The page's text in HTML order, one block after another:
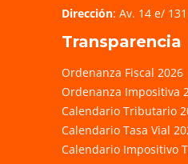
Dirección: Av. 14 e/
Transparencia
Ordenanza Fiscal 2026
Ordenanza Impositiva
Calendario Tributario
Calendario Tasa Vial
Calendario Impositivo